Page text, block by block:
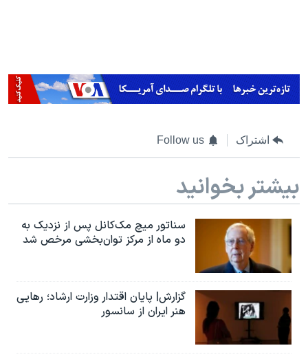
اشتراک Follow us
بیشتر بخوانید
سناتور میچ مک‌کانل پس از نزدیک به
دو ماه از مرکز توان‌بخشی مرخص شد
گزارش| پایان اقتدار وزارت ارشاد؛ رهایی
هنر ایران از سانسور